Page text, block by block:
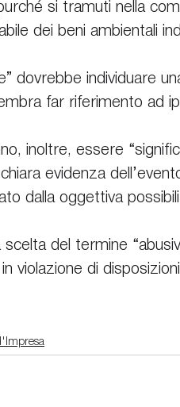
si tramuti nella
dei beni ambientali
dovrebbe individuare
far riferimento ad
inoltre, essere
evidenza
dalla oggettiva
del termine
violazione di